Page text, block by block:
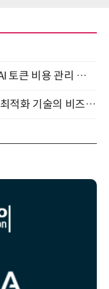
"AI 핀옵스 실전 세미나: 폭증하는 AI 토큰 비용 관리 전략" 8월 21일 개최
[올쇼TV] Gurobi와 함께 알아보는 최적화 기술의 비즈니스 활용 (8월 20일 생방송)